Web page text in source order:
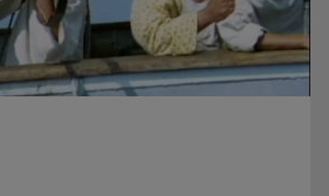
Examenul continuă cu proba obligatorie a